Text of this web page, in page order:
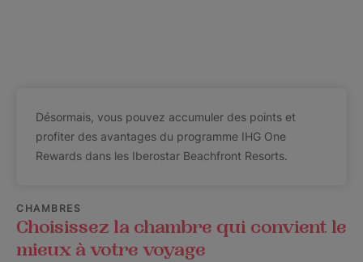
Désormais, vous pouvez accumuler des points et
profiter des avantages du programme IHG One
Rewards dans les Iberostar Beachfront Resorts.
CHAMBRES
Choisissez la chambre qui convient le
mieux à votre voyage